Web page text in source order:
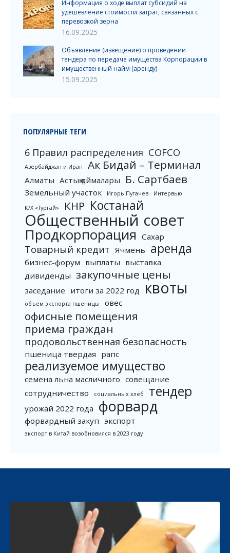
Информация о ходе выплат субсидий на
удешевление стоимости затрат, связанных с
перевозкой зерна
16.09.2025
Объявление (извещение) о проведении
тендера по передаче имущества Корпорации в
имущественный найм (аренду)
15.09.2025
ПОПУЛЯРНЫЕ ТЕГИ
6 Правил распределения COFCO
Азербайджан и Иран Ак Бидай – Терминал
Алматы Астық қоймалары Б. Сартбаев
Земельный участок Игорь Пугачев
Интервью
К/Х «Тургай»
КНР Костанай
Общественный совет
Продкорпорация Сахар
Товарный кредит Ячмень аренда
бизнес-форум выплаты выставка
дивиденды закупочные цены
заседание итоги за 2022 год квоты
объем экспорта пшеницы овес
офисные помещения
приема граждан
продовольственная безопасность
пшеница твердая рапс
реализуемое имущество
семена льна масличного совещание
сотрудничество
социальных хлеб тендер
урожай 2022 года форвард
форвардный закуп экспорт
экспорт в Китай возобновился в 2023 году